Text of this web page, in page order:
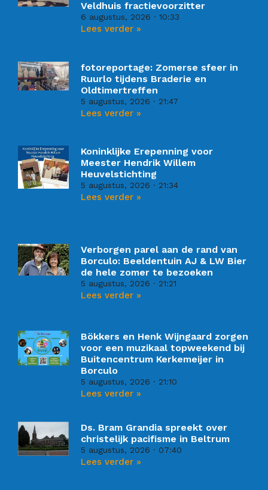
Veldhuis fractievoorzitter
6 augustus, 2026 10:33
Lees verder »
fotoreportage: Zomerse sfeer in
Ruurlo tijdens Braderie en
Oldtimertreffen
5 augustus, 2026 21:47
Lees verder »
Koninklijke Erepenning voor
Meester Hendrik Willem
Heuvelstichting
5 augustus, 2026 21:34
Lees verder »
Verborgen parel aan de rand van
Borculo: Beeldentuin AJ & LW Bier
de hele zomer te bezoeken
5 augustus, 2026 21:21
Lees verder »
Bökkers en Henk Wijngaard zorgen
voor een muzikaal topweekend bij
Buitencentrum Kerkemeijer in
Borculo
5 augustus, 2026 21:10
Lees verder »
Ds. Bram Grandia spreekt over
christelijk pacifisme in Beltrum
5 augustus, 2026 07:40
Lees verder »